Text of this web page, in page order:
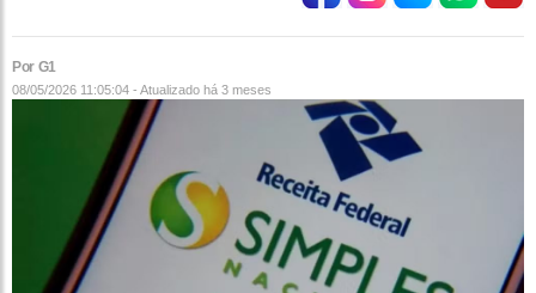
Por G1
08/05/2026 11:05:04 - Atualizado há 3 meses